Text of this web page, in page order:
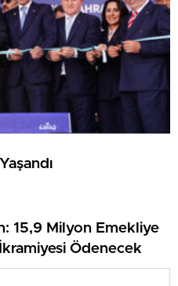
15,9 Milyon Emekliye
Ödenecek